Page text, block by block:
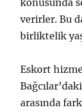
konusunda
verirler. Bu
birliktelik
Eskort
arasında